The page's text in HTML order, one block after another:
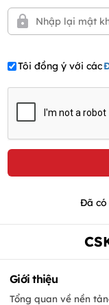
Tôi đồng ý với các
Đã có
Giới thiệu
Tổng quan về nền